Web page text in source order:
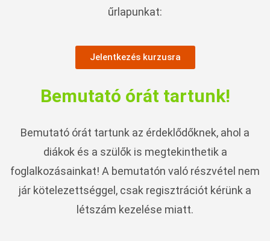
űrlapunkat:
Jelentkezés kurzusra
Bemutató órát tartunk!
Bemutató órát tartunk az érdeklődőknek, ahol a
diákok és a szülők is megtekinthetik a
foglalkozásainkat! A bemutatón való részvétel nem
jár kötelezettséggel, csak regisztrációt kérünk a
létszám kezelése miatt.